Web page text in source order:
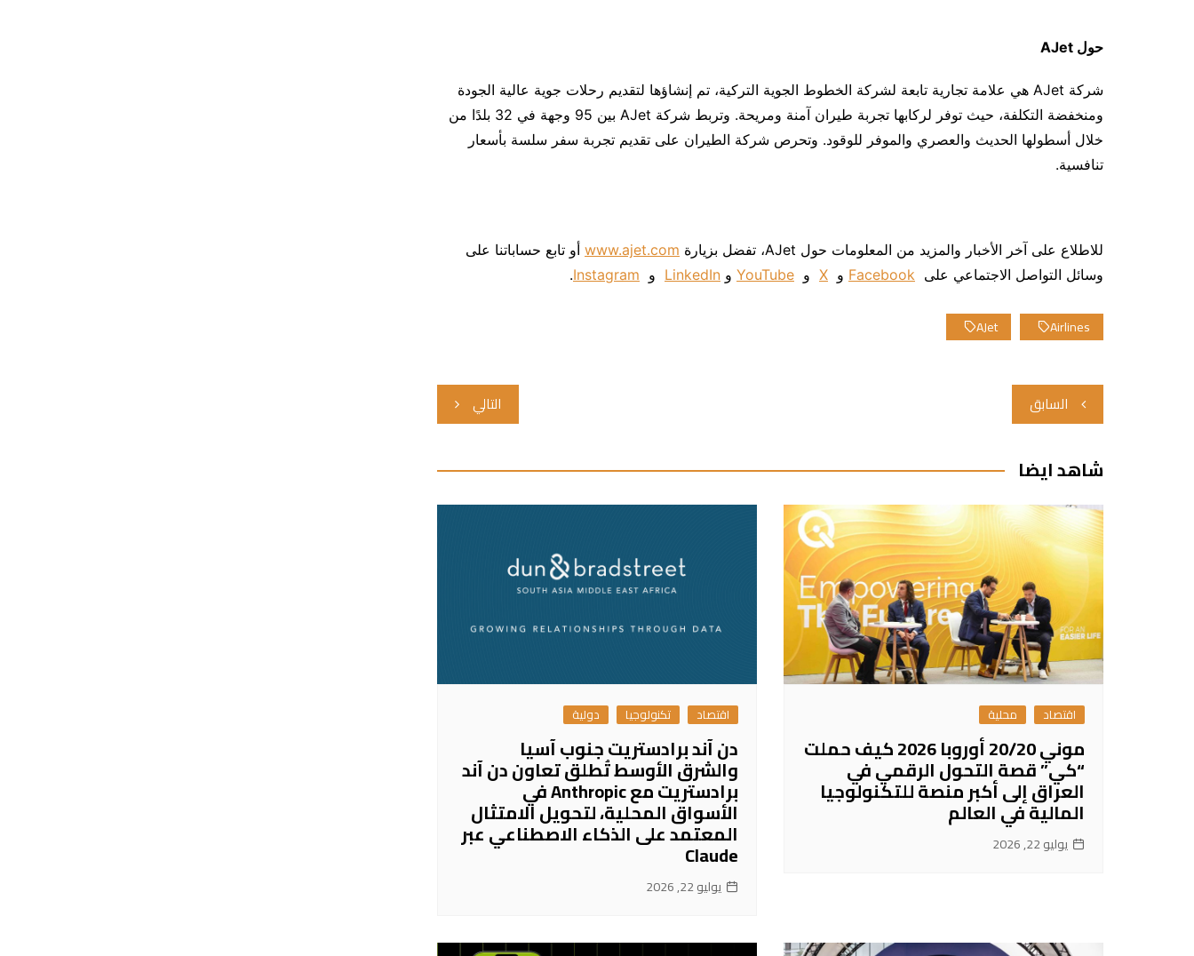
حول AJet
شركة AJet هي علامة تجارية تابعة لشركة الخطوط الجوية التركية، تم إنشاؤها لتقديم رحلات جوية عالية الجودة
ومنخفضة التكلفة، حيث توفر لركابها تجربة طيران آمنة ومريحة. وتربط شركة AJet بين 95 وجهة في 32 بلدًا من
خلال أسطولها الحديث والعصري والموفر للوقود. وتحرص شركة الطيران على تقديم تجربة سفر سلسة بأسعار
تنافسية.
للاطلاع على آخر الأخبار والمزيد من المعلومات حول AJet، تفضل بزيارة www.ajet.com أو تابع حساباتنا على
وسائل التواصل الاجتماعي على Facebook و X و YouTube و LinkedIn و Instagram
.
Airlines
AJet
تصفّح
المقالات
السابق التالي
شاهد ايضا
اقتصاد محلية
موني 20/20 أوروبا 2026 كيف حملت
“كي” قصة التحول الرقمي في
العراق إلى أكبر منصة للتكنولوجيا
المالية في العالم
يوليو 22, 2026
اقتصاد تكنولوجيا دولية
دن آند برادستريت جنوب آسيا
والشرق الأوسط تُطلق تعاون دن آند
برادستريت مع Anthropic في
الأسواق المحلية، لتحويل الامتثال
المعتمد على الذكاء الاصطناعي عبر
Claude
يوليو 22, 2026